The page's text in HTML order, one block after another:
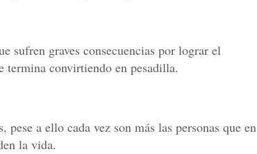
sufren graves consecuencias por lograr el
termina convirtiendo en pesadilla.
pese a ello cada vez son más las personas que en
la vida.